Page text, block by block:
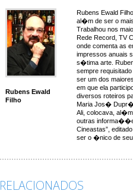
Rubens Ewald
Filho
Rubens Ewald
al�m de ser o
Trabalhou nos
Rede Record, TV
onde comenta as
impressos anuais
s�tima arte.
sempre
ser um dos
em que ela
diversos roteiros
Maria Jos�
Ali, colocava,
outras
Cineastas”,
ser o �nico de
RELACIONADOS